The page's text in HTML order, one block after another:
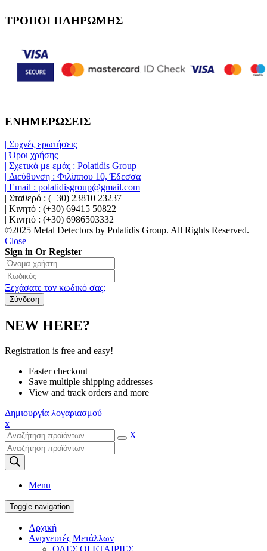
ΤΡΟΠΟΙ ΠΛΗΡΩΜΗΣ
ΕΝΗΜΕΡΩΣΕΙΣ
| Συχνές ερωτήσεις
| Όροι χρήσης
| Σχετικά με εμάς : Polatidis Group
| Διεύθυνση : Φιλίππου 10, Έδεσσα
| Email : polatidisgroup@gmail.com
| Σταθερό : (+30) 23810 23237
| Κινητό : (+30) 69415 50822
| Κινητό : (+30) 6986503332
©2025 Metal Detectors by Polatidis Group. All Rights Reserved.
Close
Sign in Or Register
Ξεχάσατε τον κωδικό σας;
NEW HERE?
Registration is free and easy!
Faster checkout
Save multiple shipping addresses
View and track orders and more
Δημιουργία λογαριασμού
x
X
Products
search
Menu
Toggle navigation
Αρχική
Ανιχνευτές Μετάλλων